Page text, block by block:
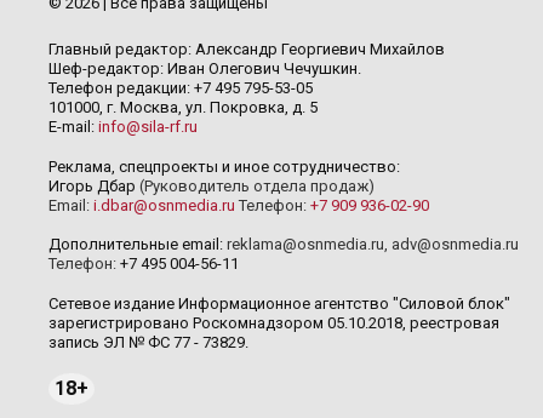
Главный редактор: Александр Георгиевич Михайлов
Шеф-редактор: Иван Олегович Чечушкин.
Телефон редакции: +7 495 795-53-05
101000, г. Москва, ул. Покровка, д. 5
E-mail: info@sila-rf.ru
Реклама, спецпроекты и иное сотрудничество:
Игорь Дбар (Руководитель отдела продаж)
Email: i.dbar@osnmedia.ru Телефон: +7 909 936-02-90
Дополнительные email: reklama@osnmedia.ru, adv@osnmedia.ru
Телефон: +7 495 004-56-11
Сетевое издание Информационное агентство "Силовой блок"
зарегистрировано Роскомнадзором 05.10.2018, реестровая
запись ЭЛ № ФС 77 - 73829.
18+